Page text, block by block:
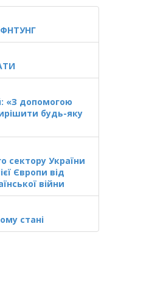
«З допомогою
будь-яку
сектору України
Європи від
війни
стані